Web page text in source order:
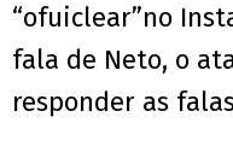
“ofuiclear”no
fala de Neto, o
responder as